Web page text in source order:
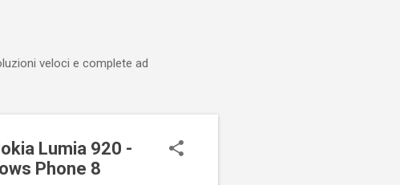
veloci e complete ad
Lumia 920 -
Phone 8